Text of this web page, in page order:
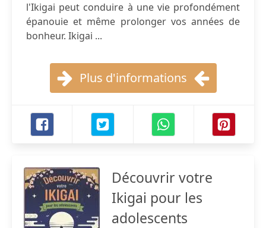
l'Ikigai peut conduire à une vie profondément
épanouie et même prolonger vos années de
bonheur. Ikigai ...
Plus d'informations
Découvrir votre
Ikigai pour les
adolescents